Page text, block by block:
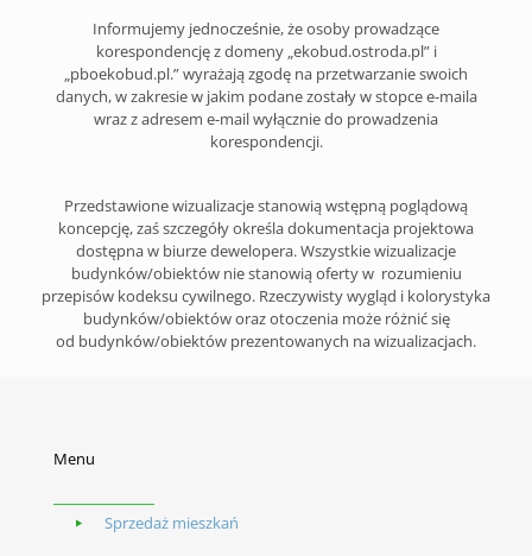
Informujemy jednocześnie, że osoby prowadzące
korespondencję z domeny „ekobud.ostroda.pl” i
„pboekobud.pl.” wyrażają zgodę na przetwarzanie swoich
danych, w zakresie w jakim podane zostały w stopce e-maila
wraz z adresem e-mail wyłącznie do prowadzenia
korespondencji.
Przedstawione wizualizacje stanowią wstępną poglądową
koncepcję, zaś szczegóły określa dokumentacja projektowa
dostępna w biurze dewelopera. Wszystkie wizualizacje
budynków/obiektów nie stanowią oferty w rozumieniu
przepisów kodeksu cywilnego. Rzeczywisty wygląd i kolorystyka
budynków/obiektów oraz otoczenia może różnić się
od budynków/obiektów prezentowanych na wizualizacjach.
Menu
Sprzedaż mieszkań